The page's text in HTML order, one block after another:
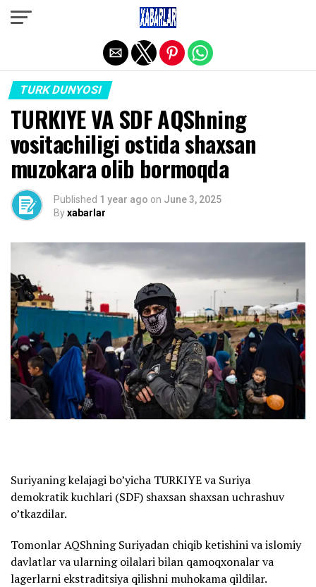
TURK DUNYOSI
TURKIYE VA SDF AQShning
vositachiligi ostida shaxsan
muzokara olib bormoqda
Published 1 year ago on June 3, 2025
Byxabarlar
Suriyaning kelajagi bo’yicha TURKIYE va Suriya
demokratik kuchlari (SDF) shaxsan shaxsan uchrashuv
o’tkazdilar.
Tomonlar AQShning Suriyadan chiqib ketishini va islomiy
davlatlar va ularning oilalari bilan qamoqxonalar va
lagerlarni ekstraditsiya qilishni muhokama qildilar.
Exit mobile version